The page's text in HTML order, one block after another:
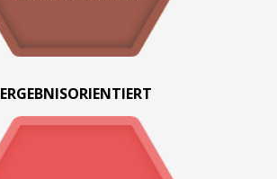
ERGEBNISORIENTIERT